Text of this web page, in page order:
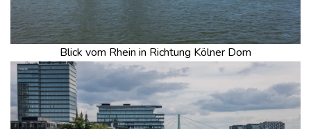
Blick vom Rhein in Richtung Kölner Dom